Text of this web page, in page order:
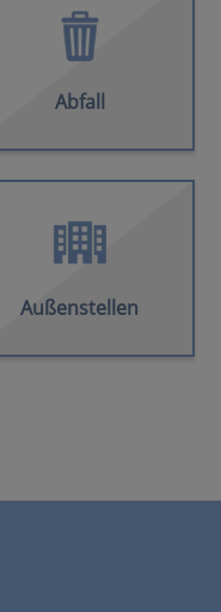
Abfall
Außenstellen